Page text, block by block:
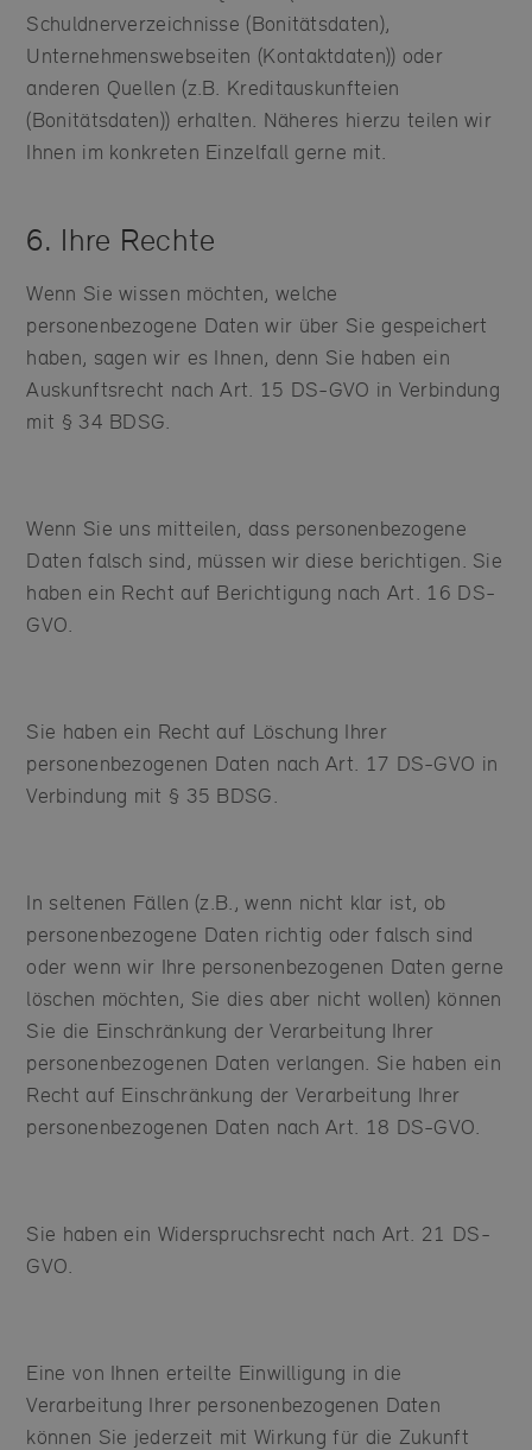
Schuldnerverzeichnisse (Bonitätsdaten),
Unternehmenswebseiten (Kontaktdaten)) oder
anderen Quellen (z.B. Kreditauskunfteien
(Bonitätsdaten)) erhalten. Näheres hierzu teilen wir
Ihnen im konkreten Einzelfall gerne mit.
6. Ihre Rechte
Wenn Sie wissen möchten, welche
personenbezogene Daten wir über Sie gespeichert
haben, sagen wir es Ihnen, denn Sie haben ein
Auskunftsrecht nach Art. 15 DS-GVO in Verbindung
mit § 34 BDSG.
Wenn Sie uns mitteilen, dass personenbezogene
Daten falsch sind, müssen wir diese berichtigen. Sie
haben ein Recht auf Berichtigung nach Art. 16 DS-
GVO.
Sie haben ein Recht auf Löschung Ihrer
personenbezogenen Daten nach Art. 17 DS-GVO in
Verbindung mit § 35 BDSG.
In seltenen Fällen (z.B., wenn nicht klar ist, ob
personenbezogene Daten richtig oder falsch sind
oder wenn wir Ihre personenbezogenen Daten gerne
löschen möchten, Sie dies aber nicht wollen) können
Sie die Einschränkung der Verarbeitung Ihrer
personenbezogenen Daten verlangen. Sie haben ein
Recht auf Einschränkung der Verarbeitung Ihrer
personenbezogenen Daten nach Art. 18 DS-GVO.
Sie haben ein Widerspruchsrecht nach Art. 21 DS-
GVO.
Eine von Ihnen erteilte Einwilligung in die
Verarbeitung Ihrer personenbezogenen Daten
können Sie jederzeit mit Wirkung für die Zukunft